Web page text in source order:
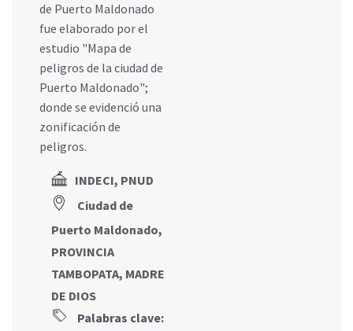
de Puerto Maldonado
fue elaborado por el
estudio "Mapa de
peligros de la ciudad de
Puerto Maldonado";
donde se evidenció una
zonificación de
peligros.
INDECI, PNUD
Ciudad de
Puerto Maldonado,
PROVINCIA
TAMBOPATA, MADRE
DE DIOS
Palabras clave: